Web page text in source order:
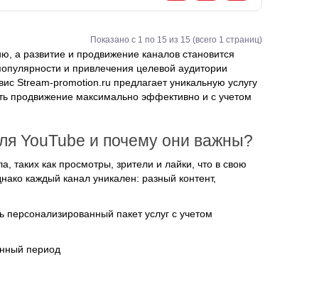
Показано с 1 по 15 из 15 (всего 1 страниц)
а развитие и продвижение каналов становится
и привлечения целевой аудитории
Stream-promotion.ru предлагает уникальную услугу
продвижение максимально эффективно и с учетом
YouTube и почему они важны?
таких как просмотры, зрители и лайки, что в свою
каждый канал уникален: разный контент,
пакет услуг с учетом
период